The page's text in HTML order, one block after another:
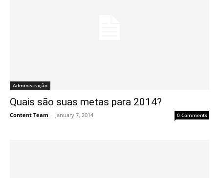
Administração
Quais são suas metas para 2014?
Content Team - January 7, 2014 0 Comments